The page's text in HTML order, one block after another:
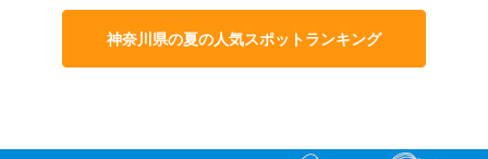
神奈川県の夏の人気スポットランキング